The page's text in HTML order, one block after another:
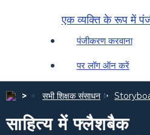
एक व्यक्ति के रूप में
पंजीकरण करवाना
पर लॉग ऑन करें
सभी शिक्षक संसाधन
साहित्य में फ्लैशबैक